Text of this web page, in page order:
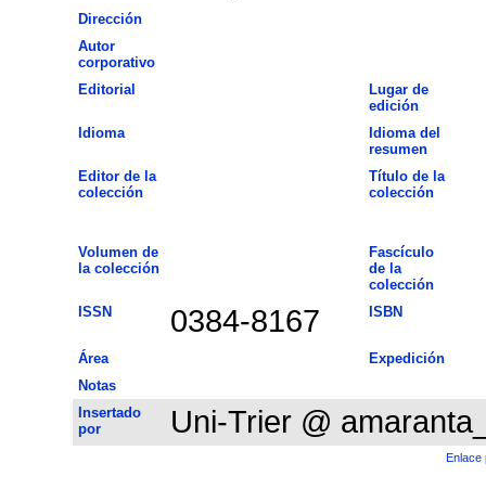
Dirección
Autor
corporativo
Editorial
Lugar de
edición
Idioma
Idioma del
resumen
Editor de la
colección
Título de la
colección
Volumen de
la colección
Fascículo
de la
colección
ISSN
0384-8167 ISBN
Área
Expedición
Notas
Insertado
por
Uni-Trier @
Enlace